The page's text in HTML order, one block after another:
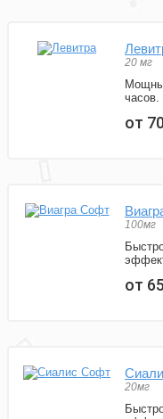
20 мг
часов.
от
100мг
от
20мг